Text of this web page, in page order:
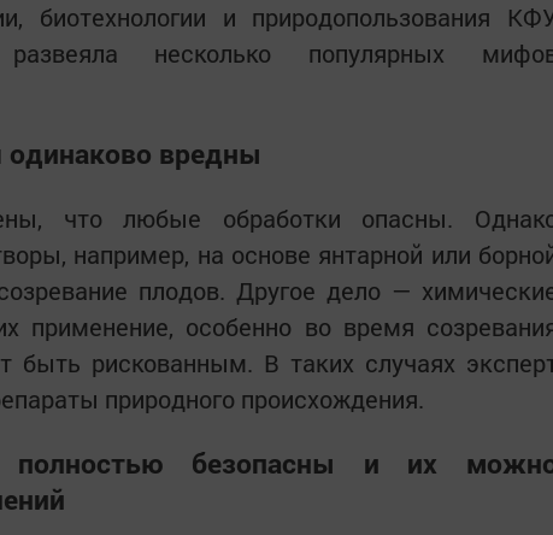
биотехнологии и природопользования
развеяла несколько популярных
вредны
что любые обработки опасны.
например, на основе янтарной или
плодов. Другое дело —
применение, особенно во время
быть рискованным. В таких случаях
природного происхождения.
безопасны и их